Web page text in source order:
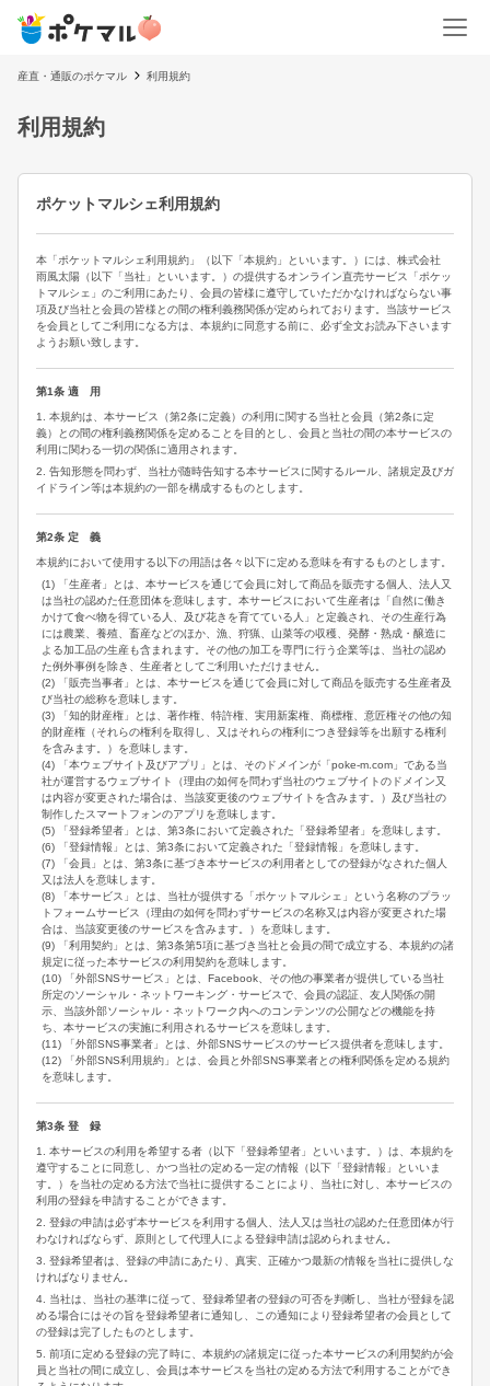
産直・通販のポケマル 利用規約
利用規約
ポケットマルシェ利用規約
本「ポケットマルシェ利用規約」（以下「本規約」といいます。）には、株式会社
雨風太陽（以下「当社」といいます。）の提供するオンライン直売サービス「ポケッ
トマルシェ」のご利用にあたり、会員の皆様に遵守していただかなければならない事
項及び当社と会員の皆様との間の権利義務関係が定められております。当該サービス
を会員としてご利用になる方は、本規約に同意する前に、必ず全文お読み下さいます
ようお願い致します。
第1条 適 用
1. 本規約は、本サービス（第2条に定義）の利用に関する当社と会員（第2条に定
義）との間の権利義務関係を定めることを目的とし、会員と当社の間の本サービスの
利用に関わる一切の関係に適用されます。
2. 告知形態を問わず、当社が随時告知する本サービスに関するルール、諸規定及びガ
イドライン等は本規約の一部を構成するものとします。
第2条 定 義
本規約において使用する以下の用語は各々以下に定める意味を有するものとします。
(1) 「生産者」とは、本サービスを通じて会員に対して商品を販売する個人、法人又
は当社の認めた任意団体を意味します。本サービスにおいて生産者は「自然に働き
かけて食べ物を得ている人、及び花きを育てている人」と定義され、その生産行為
には農業、養殖、畜産などのほか、漁、狩猟、山菜等の収穫、発酵・熟成・醸造に
よる加工品の生産も含まれます。その他の加工を専門に行う企業等は、当社の認め
た例外事例を除き、生産者としてご利用いただけません。
(2) 「販売当事者」とは、本サービスを通じて会員に対して商品を販売する生産者及
び当社の総称を意味します。
(3) 「知的財産権」とは、著作権、特許権、実用新案権、商標権、意匠権その他の知
的財産権（それらの権利を取得し、又はそれらの権利につき登録等を出願する権利
を含みます。）を意味します。
(4) 「本ウェブサイト及びアプリ」とは、そのドメインが「poke-m.com」である当
社が運営するウェブサイト（理由の如何を問わず当社のウェブサイトのドメイン又
は内容が変更された場合は、当該変更後のウェブサイトを含みます。）及び当社の
制作したスマートフォンのアプリを意味します。
(5) 「登録希望者」とは、第3条において定義された「登録希望者」を意味します。
(6) 「登録情報」とは、第3条において定義された「登録情報」を意味します。
(7) 「会員」とは、第3条に基づき本サービスの利用者としての登録がなされた個人
又は法人を意味します。
(8) 「本サービス」とは、当社が提供する「ポケットマルシェ」という名称のプラッ
トフォームサービス（理由の如何を問わずサービスの名称又は内容が変更された場
合は、当該変更後のサービスを含みます。）を意味します。
(9) 「利用契約」とは、第3条第5項に基づき当社と会員の間で成立する、本規約の諸
規定に従った本サービスの利用契約を意味します。
(10) 「外部SNSサービス」とは、Facebook、その他の事業者が提供している当社
所定のソーシャル・ネットワーキング・サービスで、会員の認証、友人関係の開
示、当該外部ソーシャル・ネットワーク内へのコンテンツの公開などの機能を持
ち、本サービスの実施に利用されるサービスを意味します。
(11) 「外部SNS事業者」とは、外部SNSサービスのサービス提供者を意味します。
(12) 「外部SNS利用規約」とは、会員と外部SNS事業者との権利関係を定める規約
を意味します。
第3条 登 録
1. 本サービスの利用を希望する者（以下「登録希望者」といいます。）は、本規約を
遵守することに同意し、かつ当社の定める一定の情報（以下「登録情報」といいま
す。）を当社の定める方法で当社に提供することにより、当社に対し、本サービスの
利用の登録を申請することができます。
2. 登録の申請は必ず本サービスを利用する個人、法人又は当社の認めた任意団体が行
わなければならず、原則として代理人による登録申請は認められません。
3. 登録希望者は、登録の申請にあたり、真実、正確かつ最新の情報を当社に提供しな
ければなりません。
4. 当社は、当社の基準に従って、登録希望者の登録の可否を判断し、当社が登録を認
める場合にはその旨を登録希望者に通知し、この通知により登録希望者の会員として
の登録は完了したものとします。
5. 前項に定める登録の完了時に、本規約の諸規定に従った本サービスの利用契約が会
員と当社の間に成立し、会員は本サービスを当社の定める方法で利用することができ